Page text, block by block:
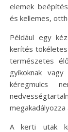
elemek
és kellemes,
Például egy
kerítés
természetes
gyíkoknak
kéregmulcs
A kerti utak